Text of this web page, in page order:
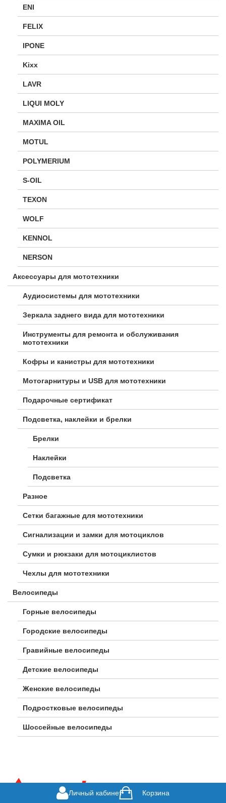
ENI
FELIX
IPONE
Kixx
LAVR
LIQUI MOLY
MAXIMA OIL
MOTUL
POLYMERIUM
S-OIL
TEXON
WOLF
KENNOL
NERSON
Аксессуары для мототехники
Аудиосистемы для мототехники
Зеркала заднего вида для мототехники
Инструменты для ремонта и обслуживания
мототехники
Кофры и канистры для мототехники
Мотогарнитуры и USB для мототехники
Подарочные сертификат
Подсветка, наклейки и брелки
Брелки
Наклейки
Подсветка
Разное
Сетки багажные для мототехники
Сигнализации и замки для мотоциклов
Сумки и рюкзаки для мотоциклистов
Чехлы для мототехники
Велосипеды
Горные велосипеды
Городские велосипеды
Гравийные велосипеды
Детские велосипеды
Женские велосипеды
Подростковые велосипеды
Шоссейные велосипеды
Личный кабинет Корзина